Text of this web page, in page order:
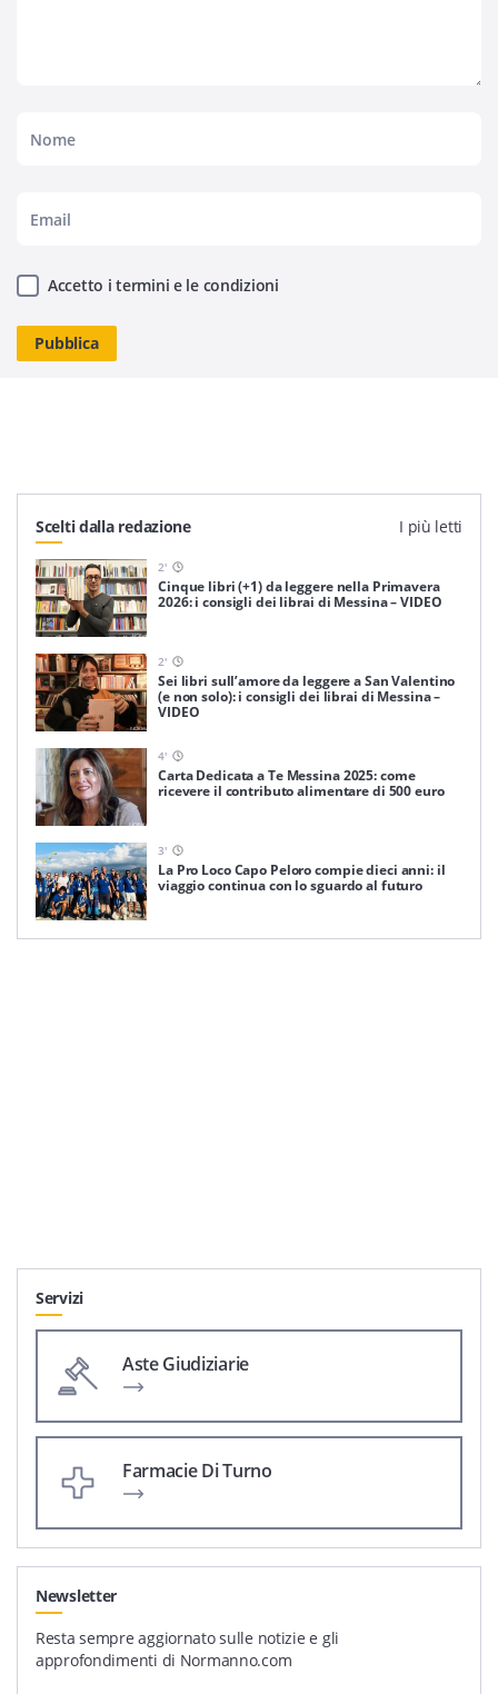
Accetto i termini e le condizioni
Scelti dalla redazione I più letti
2'
Cinque libri (+1) da leggere nella Primavera
2026: i consigli dei librai di Messina – VIDEO
2'
Sei libri sull’amore da leggere a San Valentino
(e non solo): i consigli dei librai di Messina –
VIDEO
4'
Carta Dedicata a Te Messina 2025: come
ricevere il contributo alimentare di 500 euro
3'
La Pro Loco Capo Peloro compie dieci anni: il
viaggio continua con lo sguardo al futuro
Servizi
Aste Giudiziarie
Farmacie Di Turno
Newsletter
Resta sempre aggiornato sulle notizie e gli
approfondimenti di Normanno.com